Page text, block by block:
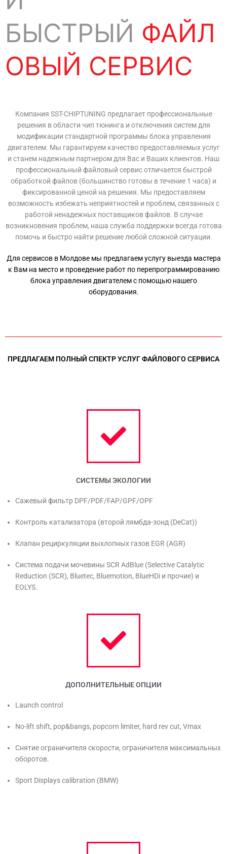
БЫСТРЫЙ ФАЙЛ
ОВЫЙ СЕРВИС
Компания SST-CHIPTUNING предлагает профессиональные
решения в области чип тюнинга и отключения систем для
модификации стандартной программы блока управления
двигателем. Мы гарантируем качество предоставляемых услуг
и станем надежным партнером для Вас и Ваших клиентов. Наш
профессиональный файловый сервис отличается быстрой
обработкой файлов (большинство готовы в течение 1 часа) и
фиксированной ценой на решения. Мы предоставляем
возможность избежать неприятностей и проблем, связанных с
работой ненадежных поставщиков файлов. В случае
возникновения проблем, наша служба поддержки всегда готова
помочь и быстро найти решение любой сложной ситуации.
Для сервисов в Молдове мы предлагаем услугу выезда мастера
к Вам на место и проведение работ по перепрограммированию
блока управления двигателем с помощью нашего
оборудования.
ПРЕДЛАГАЕМ ПОЛНЫЙ СПЕКТР УСЛУГ ФАЙЛОВОГО СЕРВИСА
СИСТЕМЫ ЭКОЛОГИИ
Сажевый фильтр DPF/PDF/FAP/GPF/OPF
Контроль катализатора (второй лямбда-зонд (DeCat))
Клапан рециркуляции выхлопных газов EGR (AGR)
Система подачи мочевины SCR AdBlue (Selective Catalytic
Reduction (SCR), Bluetec, Bluemotion, BlueHDi и прочие) и
EOLYS.
ДОПОЛНИТЕЛЬНЫЕ ОПЦИИ
Launch control
No-lift shift, pop&bangs, popcorn limiter, hard rev cut, Vmax
Снятие ограничителя скорости, ограничителя максимальных
оборотов.
Sport Displays calibration (BMW)